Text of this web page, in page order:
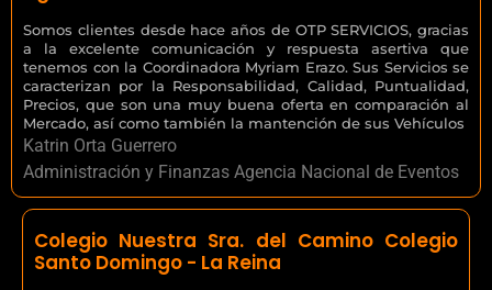
Somos clientes desde hace años de OTP SERVICIOS, gracias
a la excelente comunicación y respuesta asertiva que
tenemos con la Coordinadora Myriam Erazo. Sus Servicios se
caracterizan por la Responsabilidad, Calidad, Puntualidad,
Precios, que son una muy buena oferta en comparación al
Mercado, así como también la mantención de sus Vehículos
Katrin Orta Guerrero
Administración y Finanzas Agencia Nacional de Eventos
Colegio Nuestra Sra. del Camino Colegio
Santo Domingo - La Reina